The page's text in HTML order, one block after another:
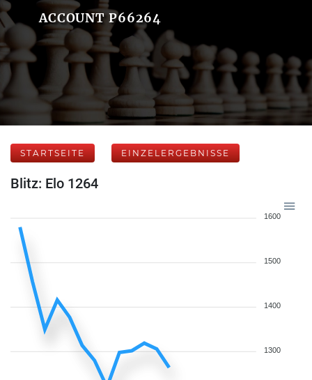
ACCOUNT P66264
STARTSEITE EINZELERGEBNISSE
Blitz: Elo 1264
1600
1500
1400
1300